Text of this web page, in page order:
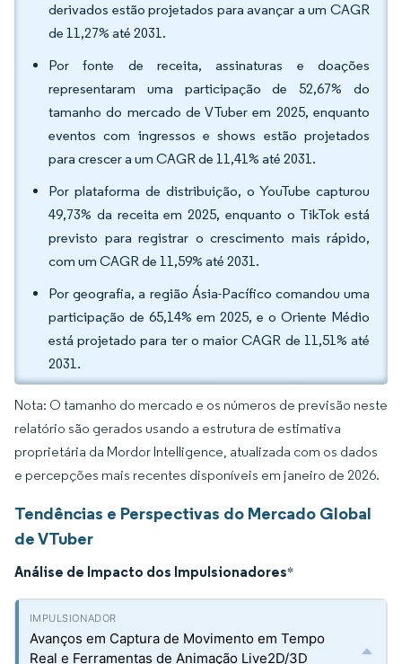
derivados estão projetados para avançar a um CAGR
de 11,27% até 2031.
Por fonte de receita, assinaturas e doações
representaram uma participação de 52,67% do
tamanho do mercado de VTuber em 2025, enquanto
eventos com ingressos e shows estão projetados
para crescer a um CAGR de 11,41% até 2031.
Por plataforma de distribuição, o YouTube capturou
49,73% da receita em 2025, enquanto o TikTok está
previsto para registrar o crescimento mais rápido,
com um CAGR de 11,59% até 2031.
Por geografia, a região Ásia-Pacífico comandou uma
participação de 65,14% em 2025, e o Oriente Médio
está projetado para ter o maior CAGR de 11,51% até
2031.
Nota: O tamanho do mercado e os números de previsão neste
relatório são gerados usando a estrutura de estimativa
proprietária da Mordor Intelligence, atualizada com os dados
e percepções mais recentes disponíveis em janeiro de 2026.
Tendências e Perspectivas do Mercado Global
de VTuber
Análise de Impacto dos Impulsionadores*
Avanços em Captura de Movimento em Tempo
Real e Ferramentas de Animação Live2D/3D